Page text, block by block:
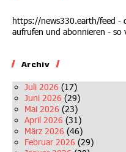
https://news330.earth/feed -
aufrufen und abonnieren - so
Archiv
Juli 2026 (17)
Juni 2026 (29)
Mai 2026 (23)
April 2026 (31)
März 2026 (46)
Februar 2026 (29)